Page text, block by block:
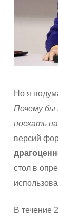
Но я
Почему бы
поехать
версий
стол в
В течение